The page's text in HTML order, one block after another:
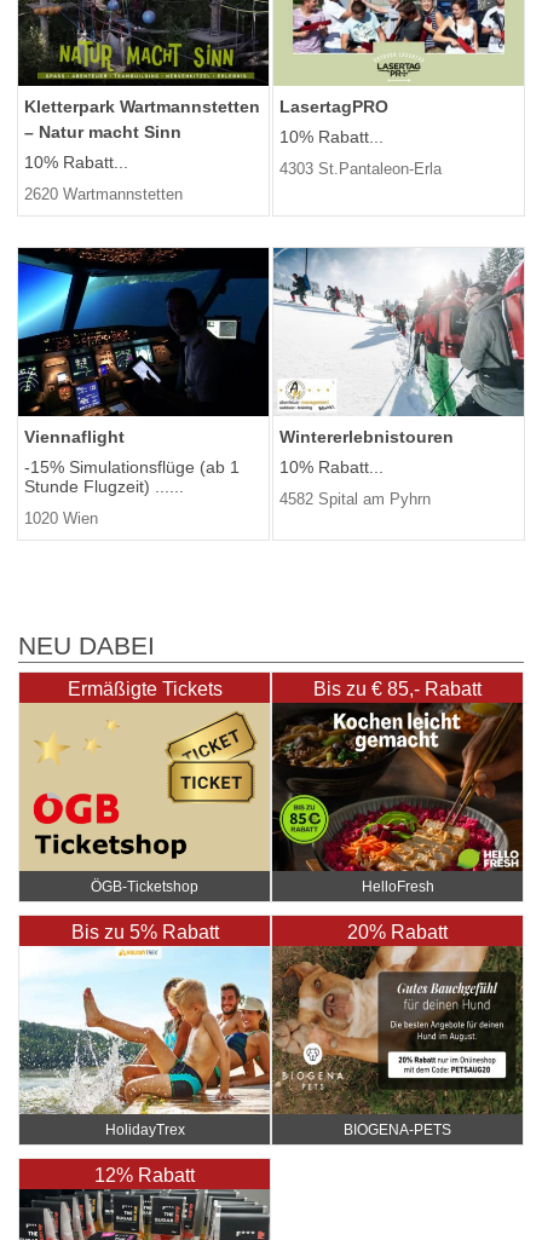
Kletterpark Wartmannstetten
– Natur macht Sinn
10% Rabatt...
2620 Wartmannstetten
LasertagPRO
10% Rabatt...
4303 St.Pantaleon-Erla
Viennaflight
-15% Simulationsflüge (ab 1
Stunde Flugzeit) ......
1020 Wien
Wintererlebnistouren
10% Rabatt...
4582 Spital am Pyhrn
NEU DABEI
Ermäßigte Tickets
ÖGB-Ticketshop
Bis zu € 85,- Rabatt
HelloFresh
Bis zu 5% Rabatt
HolidayTrex
20% Rabatt
BIOGENA-PETS
12% Rabatt